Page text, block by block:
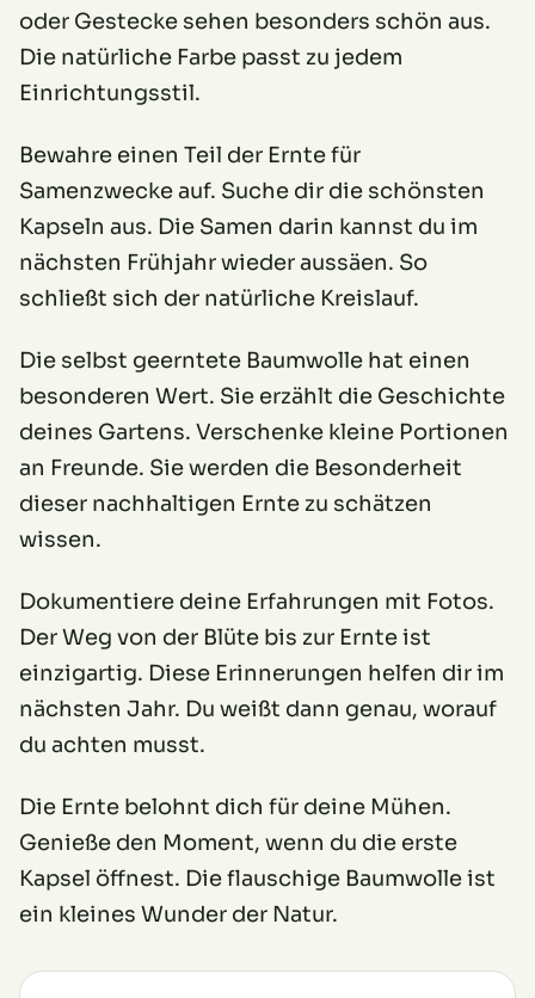
oder Gestecke sehen besonders schön aus.
Die natürliche Farbe passt zu jedem
Einrichtungsstil.
Bewahre einen Teil der Ernte für
Samenzwecke auf. Suche dir die schönsten
Kapseln aus. Die Samen darin kannst du im
nächsten Frühjahr wieder aussäen. So
schließt sich der natürliche Kreislauf.
Die selbst geerntete Baumwolle hat einen
besonderen Wert. Sie erzählt die Geschichte
deines Gartens. Verschenke kleine Portionen
an Freunde. Sie werden die Besonderheit
dieser nachhaltigen Ernte zu schätzen
wissen.
Dokumentiere deine Erfahrungen mit Fotos.
Der Weg von der Blüte bis zur Ernte ist
einzigartig. Diese Erinnerungen helfen dir im
nächsten Jahr. Du weißt dann genau, worauf
du achten musst.
Die Ernte belohnt dich für deine Mühen.
Genieße den Moment, wenn du die erste
Kapsel öffnest. Die flauschige Baumwolle ist
ein kleines Wunder der Natur.